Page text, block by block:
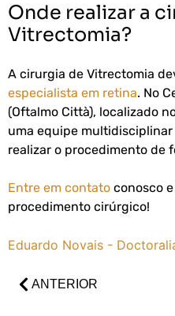
Onde realizar a
Vitrectomia?
A cirurgia de Vitrectomia
especialista em retina. No
(Oftalmo Città), localizado
uma equipe
realizar o procedimento de
Entre em contato conosco
procedimento cirúrgico!
Eduardo Novais -
ANTERIOR